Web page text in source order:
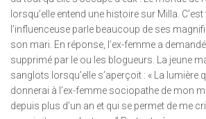
lorsqu’elle entend une histoire sur Milla.
l’influenceuse parle beaucoup de ses
son mari. En réponse, l’ex-femme a
supprimé par le ou les blogueurs. La jeune
sanglots lorsqu’elle s’aperçoit : « La lumière
donnerai à l’ex-femme sociopathe de mon
depuis plus d’un an et qui se permet de me